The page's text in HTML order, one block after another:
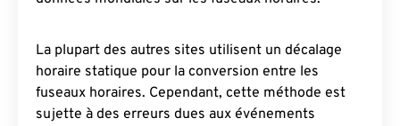
La plupart des autres sites utilisent un décalage
horaire statique pour la conversion entre les
fuseaux horaires. Cependant, cette méthode est
sujette à des erreurs dues aux événements